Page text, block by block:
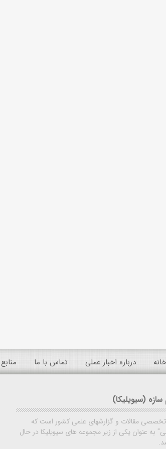
خانه درباره اخبار عملی تماس با ما منابع
سازه (سیویلیکا)
تخصصی مقالات و گزارشهای علمی کشور است که
به عنوان یکی از زیر مجموعه های سیویلیکا در حال